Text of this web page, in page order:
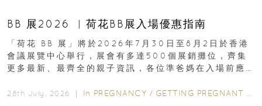
BB 展2026 ︳荷花BB展入場優惠指南
「荷花 BB 展」將於2026年7月30日至8月2日於香港
會議展覽中心舉行，展會有多達500個展銷攤位，齊集
更多最新、最齊全的親子資訊，各位準爸媽在入場前應
28th July, 2026 ｜ In PREGNANCY / GETTING PREGNANT